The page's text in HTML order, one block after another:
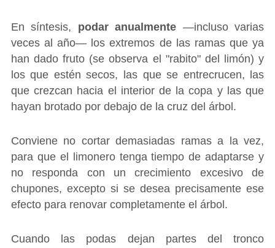
En síntesis, podar anualmente ―incluso varias
veces al año― los extremos de las ramas que ya
han dado fruto (se observa el "rabito" del limón) y
los que estén secos, las que se entrecrucen, las
que crezcan hacia el interior de la copa y las que
hayan brotado por debajo de la cruz del árbol.
Conviene no cortar demasiadas ramas a la vez,
para que el limonero tenga tiempo de adaptarse y
no responda con un crecimiento excesivo de
chupones, excepto si se desea precisamente ese
efecto para renovar completamente el árbol.
Cuando las podas dejan partes del tronco